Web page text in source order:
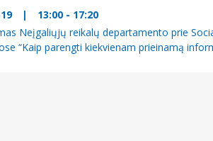
|
13:00 - 17:20
Neįgaliųjų reikalų departamento prie
“Kaip parengti kiekvienam prieinamą